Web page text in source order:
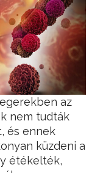
az
nem tudták
és ennek
küzdeni a
étékelték,